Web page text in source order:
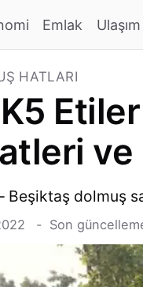
Emlak Ulaşım
HATLARI
Beşiktaş dolmuş
Son